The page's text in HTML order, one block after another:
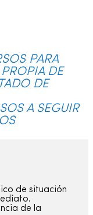
PARA
DE
DE
A SEGUIR
de situación
de la